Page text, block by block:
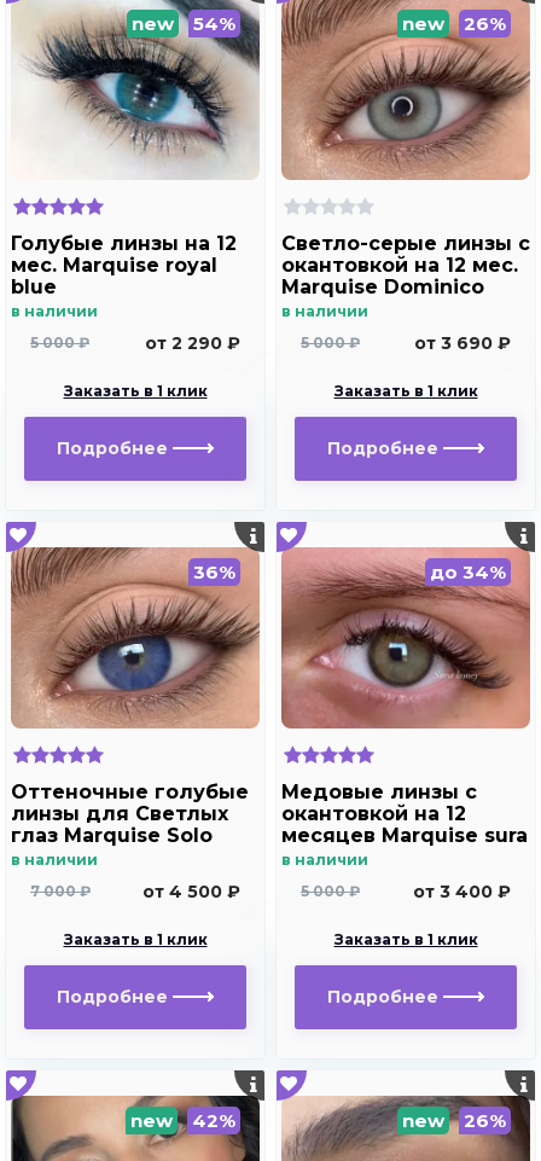
new 54%
Голубые линзы на 12
мес. Marquise royal
blue
в наличии
5 000 ₽
от 2 290 ₽
Заказать в 1 клик
Подробнее
new 26%
Светло-серые линзы c
окантовкой на 12 мес.
Marquise Dominico
gray
в наличии
5 000 ₽
от 3 690 ₽
Заказать в 1 клик
Подробнее
36%
Оттеночные голубые
линзы для Светлых
глаз Marquise Solo
blue с отверстием
и близорукости
в наличии
7 000 ₽
от 4 500 ₽
Заказать в 1 клик
Подробнее
до 34%
Медовые линзы с
окантовкой на 12
месяцев Marquise sura
Honey
в наличии
5 000 ₽
от 3 400 ₽
Заказать в 1 клик
Подробнее
new 42% new 26%